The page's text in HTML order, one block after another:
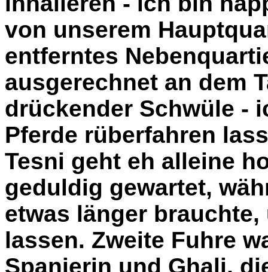
von unserem
entferntes
ausgerechnet an dem
drückender Schwüle -
Pferde rüberfahren
Tesni geht eh alleine
geduldig gewartet,
etwas länger
lassen. Zweite Fuhre
Spanierin und Ghali,